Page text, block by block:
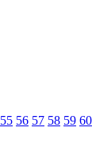
55 56 57 58 59 60